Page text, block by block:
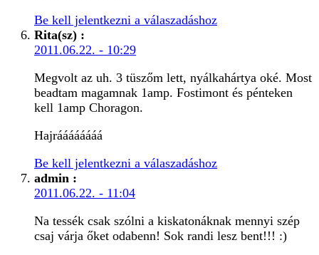
Be kell jelentkezni a válaszadáshoz
Rita(sz) :
2011.06.22. - 10:29
Megvolt az uh. 3 tüszőm lett, nyálkahártya oké. Most
beadtam magamnak 1amp. Fostimont és pénteken
kell 1amp Choragon.
Hajráááááááá
Be kell jelentkezni a válaszadáshoz
admin :
2011.06.22. - 11:04
Na tessék csak szólni a kiskatonáknak mennyi szép
csaj várja őket odabenn! Sok randi lesz bent!!! :)